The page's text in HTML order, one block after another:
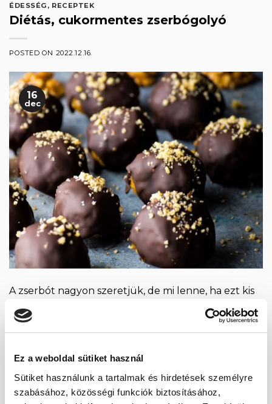
Ez a weboldal sütiket használ
Sütiket használunk a tartalmak és hirdetések személyre
szabásához, közösségi funkciók biztosításához,
ÉDESSÉG , RECEPTEK
Diétás, cukormentes zserbógolyó
POSTED ON 2022.12.16.
16
dec
A zserbót nagyon szeretjük, de mi lenne, ha ezt kis
falatokba „csomagolnánk”? Mi lenne, ha meg
tudnánk oldani cukormentesen, egészségesen? Jó
hírem van! Meg tudjuk! Következzen egy diétás
120-125 g darált dió 90 g eritrit vagy xilit 100 g
cukormentes lekvár (hozzáadott cukortól […]